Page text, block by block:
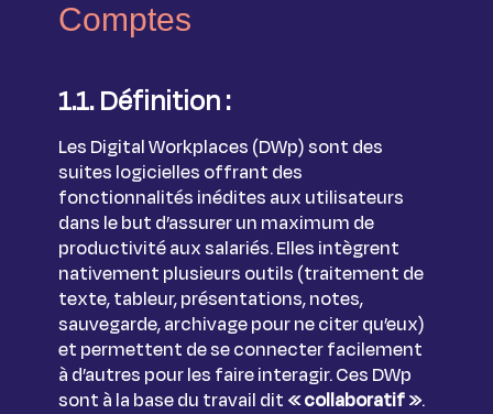
Comptes
1.1. Définition :
Les Digital Workplaces (DWp) sont des
suites logicielles offrant des
fonctionnalités inédites aux utilisateurs
dans le but d’assurer un maximum de
productivité aux salariés. Elles intègrent
nativement plusieurs outils (traitement de
texte, tableur, présentations, notes,
sauvegarde, archivage pour ne citer qu’eux)
et permettent de se connecter facilement
à d’autres pour les faire interagir. Ces DWp
sont à la base du travail dit « collaboratif ».